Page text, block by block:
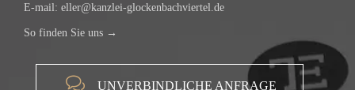
E-mail: eller@kanzlei-glockenbachviertel.de
So finden Sie uns →
 UNVERBINDLICHE ANFRAGE